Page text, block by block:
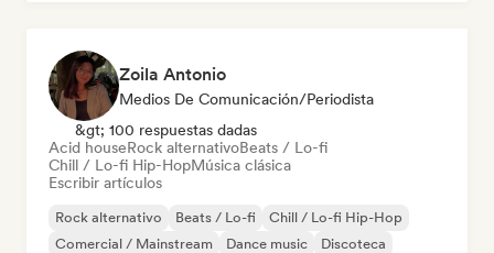
Zoila Antonio
Medios De Comunicación/Periodista
&gt; 100 respuestas dadas
Acid houseRock alternativoBeats / Lo-fi
Chill / Lo-fi Hip-HopMúsica clásica
Escribir artículos
Rock alternativo Beats / Lo-fi
Chill / Lo-fi Hip-Hop
Comercial / Mainstream
Dance music
Discoteca